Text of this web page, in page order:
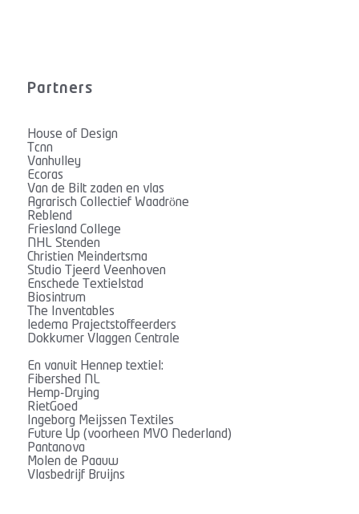
Partners
House of Design
Tcnn
Vanhulley
Ecoras
Van de Bilt zaden en vlas
Agrarisch Collectief Waadröne
Reblend
Friesland College
NHL Stenden
Christien Meindertsma
Studio Tjeerd Veenhoven
Enschede Textielstad
Biosintrum
The Inventables
ledema Prajectstoffeerders
Dokkumer Vlaggen Centrale
En vanuit Hennep textiel:
Fibershed NL
Hemp-Drying
RietGoed
Ingeborg Meijssen Textiles
Future Up (voorheen MVO Nederland)
Pantanova
Molen de Paauw
Vlasbedrijf Bruijns